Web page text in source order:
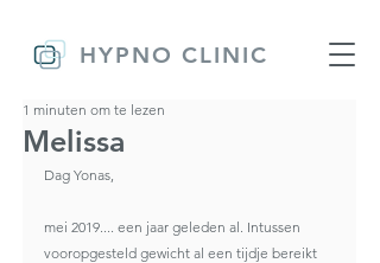
HYPNO CLINIC
Melissa
1 minuten om te lezen
Dag Yonas,
mei 2019.... een jaar geleden al. Intussen
vooropgesteld gewicht al een tijdje bereikt